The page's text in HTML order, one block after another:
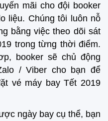
mãi cho đội booker
liệu. Chúng tôi luôn nỗ
bằng việc theo dõi sát
trong từng thời điểm.
booker sẽ chủ động
/ Viber cho bạn để
vé máy bay Tết 2019
ngày bay cụ thể, bạn